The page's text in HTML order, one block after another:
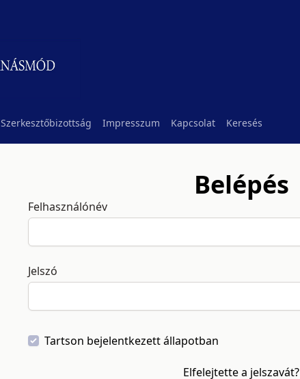
Szerkesztőbizottság Impresszum Kapcsolat Keresés
Belépés
Felhasználónév
Jelszó
Tartson bejelentkezett állapotban
Elfelejtette a jelszavát?